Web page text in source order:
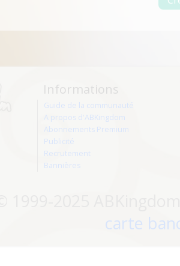
Informations
Guide de la communauté
A propos d'ABKingdom
Abonnements Premium
Publicité
Recrutement
Bannières
carte